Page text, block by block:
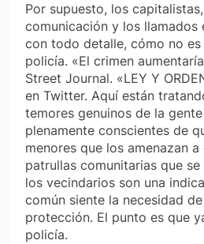
Por supuesto, los
comunicación y los llamados
con todo detalle, cómo no
policía. «El crimen
Street Journal. «LEY Y
en Twitter. Aquí están
temores genuinos de la
plenamente conscientes de
menores que los amenazan
patrullas comunitarias que
los vecindarios son una
común siente la necesidad
protección. El punto es que
policía.